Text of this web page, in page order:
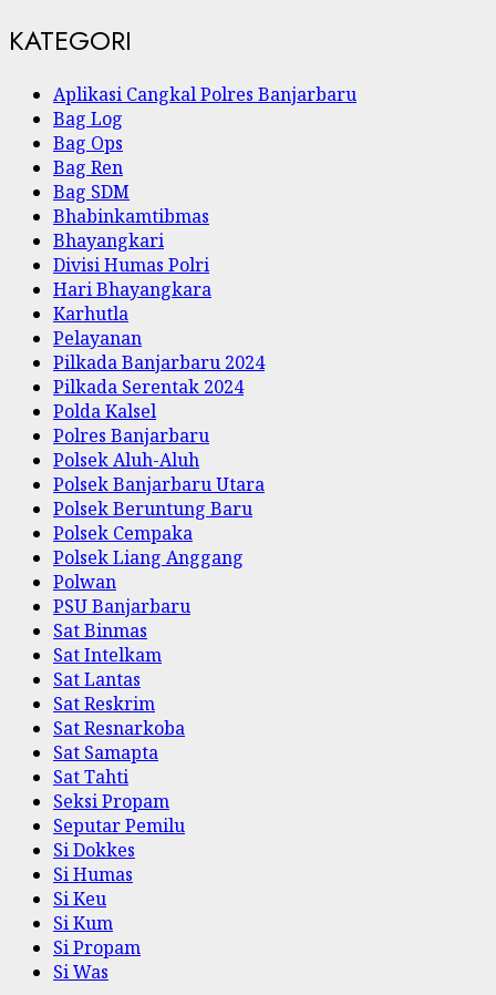
KATEGORI
Aplikasi Cangkal Polres Banjarbaru
Bag Log
Bag Ops
Bag Ren
Bag SDM
Bhabinkamtibmas
Bhayangkari
Divisi Humas Polri
Hari Bhayangkara
Karhutla
Pelayanan
Pilkada Banjarbaru 2024
Pilkada Serentak 2024
Polda Kalsel
Polres Banjarbaru
Polsek Aluh-Aluh
Polsek Banjarbaru Utara
Polsek Beruntung Baru
Polsek Cempaka
Polsek Liang Anggang
Polwan
PSU Banjarbaru
Sat Binmas
Sat Intelkam
Sat Lantas
Sat Reskrim
Sat Resnarkoba
Sat Samapta
Sat Tahti
Seksi Propam
Seputar Pemilu
Si Dokkes
Si Humas
Si Keu
Si Kum
Si Propam
Si Was